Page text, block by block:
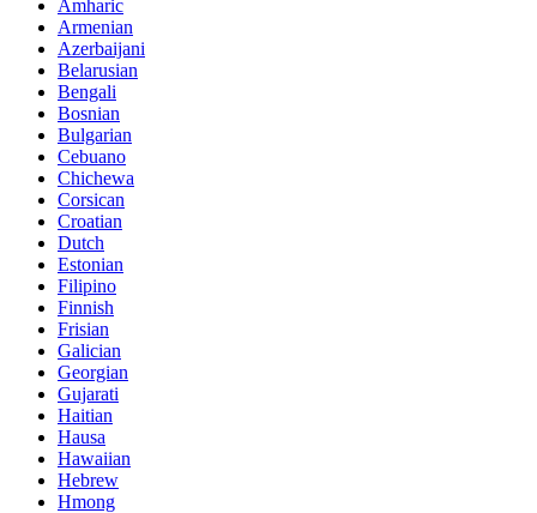
Amharic
Armenian
Azerbaijani
Belarusian
Bengali
Bosnian
Bulgarian
Cebuano
Chichewa
Corsican
Croatian
Dutch
Estonian
Filipino
Finnish
Frisian
Galician
Georgian
Gujarati
Haitian
Hausa
Hawaiian
Hebrew
Hmong